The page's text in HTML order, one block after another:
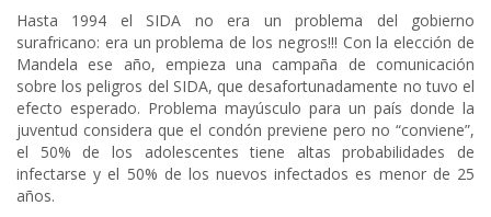
Hasta 1994 el SIDA no era un problema del gobierno
surafricano: era un problema de los negros!!! Con la elección de
Mandela ese año, empieza una campaña de comunicación
sobre los peligros del SIDA, que desafortunadamente no tuvo el
efecto esperado. Problema mayúsculo para un país donde la
juventud considera que el condón previene pero no “conviene”,
el 50% de los adolescentes tiene altas probabilidades de
infectarse y el 50% de los nuevos infectados es menor de 25
años.